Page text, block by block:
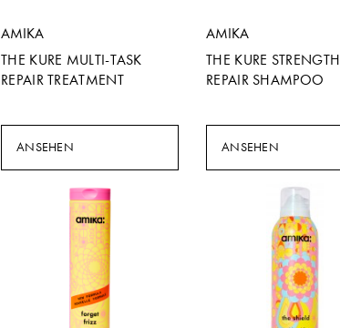
AMIKA
THE KURE MULTI-TASK
REPAIR TREATMENT
ANSEHEN
AMIKA
THE KURE STRENGTH
REPAIR SHAMPOO
ANSEHEN